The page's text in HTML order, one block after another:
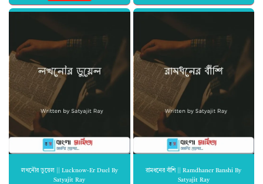
লখনৌর ডুয়েল || Lucknow-Er Duel By
Satyajit Ray
রামধনের বাঁশি || Ramdhaner Banshi By
Satyajit Ray